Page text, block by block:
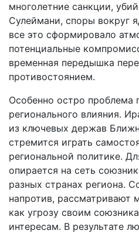
многолетние санкции,
Сулеймани, споры вокруг
все это сформировало
потенциальные
временная передышка
противостоянием.
Особенно остро проблема
регионального влияния.
из ключевых держав
стремится играть
региональной политике.
опирается на сеть
разных странах региона.
напротив, рассматривают
как угрозу своим
интересам. В результате